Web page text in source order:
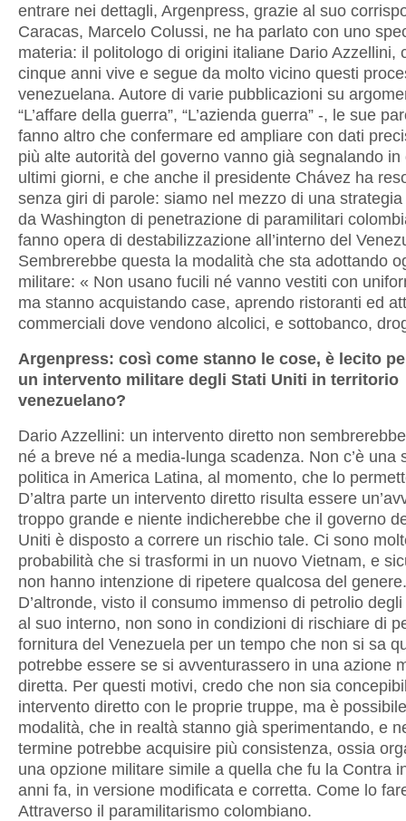
entrare nei dettagli, Argenpress, grazie al suo
Caracas, Marcelo Colussi, ne ha parlato con uno
materia: il politologo di origini italiane Dario Azzellini,
cinque anni vive e segue da molto vicino questi
venezuelana. Autore di varie pubblicazioni su
“L’affare della guerra”, “L’azienda guerra” -, le sue
fanno altro che confermare ed ampliare con dati
più alte autorità del governo vanno già segnalando in
ultimi giorni, e che anche il presidente Chávez ha
senza giri di parole: siamo nel mezzo di una
da Washington di penetrazione di paramilitari
fanno opera di destabilizzazione all’interno del
Sembrerebbe questa la modalità che sta adottando
militare: « Non usano fucili né vanno vestiti con
ma stanno acquistando case, aprendo ristoranti ed
commerciali dove vendono alcolici, e sottobanco,
Argenpress: così come stanno le cose, è lecito
un intervento militare degli Stati Uniti in territorio
venezuelano?
Dario Azzellini: un intervento diretto non
né a breve né a media-lunga scadenza. Non c’è una
politica in America Latina, al momento, che lo
D’altra parte un intervento diretto risulta essere
troppo grande e niente indicherebbe che il governo
Uniti è disposto a correre un rischio tale. Ci sono
probabilità che si trasformi in un nuovo Vietnam, e
non hanno intenzione di ripetere qualcosa del genere.
D’altronde, visto il consumo immenso di petrolio
al suo interno, non sono in condizioni di rischiare di
fornitura del Venezuela per un tempo che non si sa
potrebbe essere se si avventurassero in una azione
diretta. Per questi motivi, credo che non sia
intervento diretto con le proprie truppe, ma è
modalità, che in realtà stanno già sperimentando, e
termine potrebbe acquisire più consistenza, ossia
una opzione militare simile a quella che fu la Contra
anni fa, in versione modificata e corretta. Come lo
Attraverso il paramilitarismo colombiano.